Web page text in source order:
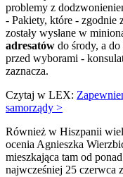
problemy z
- Pakiety, które - zgodnie
zostały wysłane w
adresatów do środy, a
przed wyborami -
zaznacza.
Czytaj w LEX:
samorządy >
Również w Hiszpanii
ocenia Agnieszka
mieszkająca tam od
najwcześniej 25 czerwca